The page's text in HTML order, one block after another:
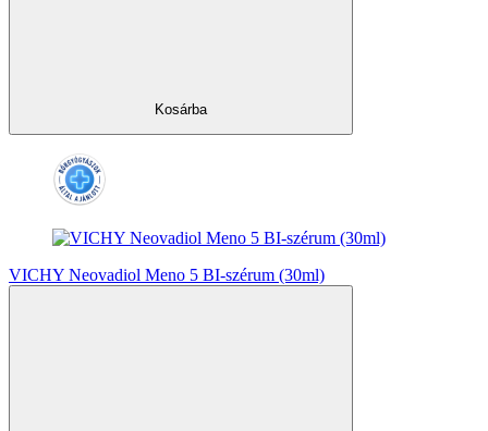
Kosárba
VICHY Neovadiol Meno 5 BI-szérum (30ml)